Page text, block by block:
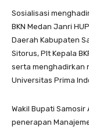
Sosialisasi
BKN Medan Janri
Daerah Kabupaten
Sitorus, Plt Kepala
serta menghadirkan
Universitas Prima
Wakil Bupati
penerapan